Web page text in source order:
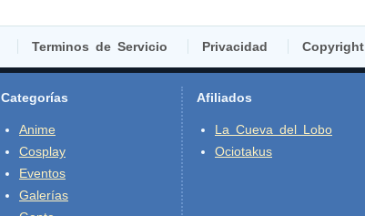
Terminos de Servicio Privacidad Copyright
Categorías
Anime
Cosplay
Eventos
Galerías
Afiliados
La Cueva del Lobo
Ociotakus